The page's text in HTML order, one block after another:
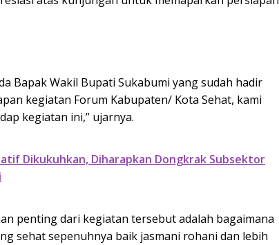
Bapak Wakil Bupati Sukabumi yang sudah hadir
kegiatan Forum Kabupaten/ Kota Sehat, kami
kegiatan ini,” ujarnya.
Dikukuhkan, Diharapkan Dongkrak Subsektor
penting dari kegiatan tersebut adalah bagaimana
sehat sepenuhnya baik jasmani rohani dan lebih